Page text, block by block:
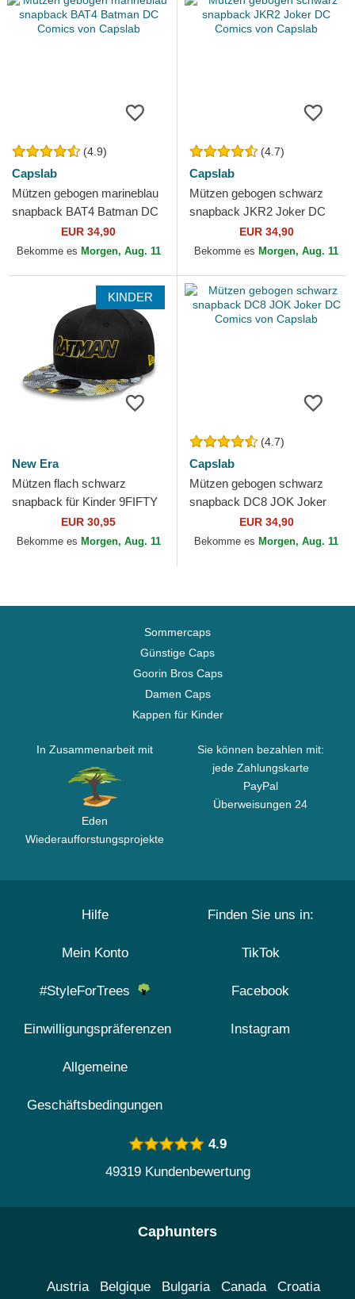
(4.9)
Capslab
Mützen gebogen marineblau
snapback BAT4 Batman DC
Comics von Capslab
EUR 34,90
Bekomme es Morgen, Aug. 11
(4.7)
Capslab
Mützen gebogen schwarz
snapback JKR2 Joker DC
Comics von Capslab
EUR 34,90
Bekomme es Morgen, Aug. 11
KINDER
New Era
Mützen flach schwarz
snapback für Kinder 9FIFTY
der Batman DC Comics von
New Era
EUR 30,95
Bekomme es Morgen, Aug. 11
(4.7)
Capslab
Mützen gebogen schwarz
snapback DC8 JOK Joker
DC Comics von Capslab
EUR 34,90
Bekomme es Morgen, Aug. 11
Sommercaps
Günstige Caps
Goorin Bros Caps
Damen Caps
Kappen für Kinder
In Zusammenarbeit mit
Eden
Wiederaufforstungsprojekte
Sie können bezahlen mit:
jede Zahlungskarte
PayPal
Überweisungen 24
Hilfe
Mein Konto
#StyleForTrees
Einwilligungspräferenzen
Allgemeine
Geschäftsbedingungen
Finden Sie uns in:
TikTok
Facebook
Instagram
4.9
49319 Kundenbewertung
Caphunters
Austria Belgique Bulgaria Canada Croatia